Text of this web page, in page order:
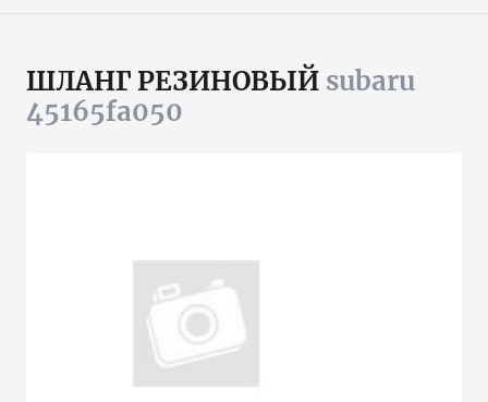
ШЛАНГ РЕЗИНОВЫЙ subaru
45165fa050